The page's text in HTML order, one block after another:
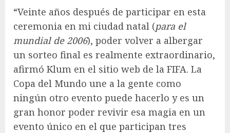
“Veinte años después de participar en esta
ceremonia en mi ciudad natal (para el
mundial de 2006), poder volver a albergar
un sorteo final es realmente extraordinario,
afirmó Klum en el sitio web de la FIFA. La
Copa del Mundo une a la gente como
ningún otro evento puede hacerlo y es un
gran honor poder revivir esa magia en un
evento único en el que participan tres